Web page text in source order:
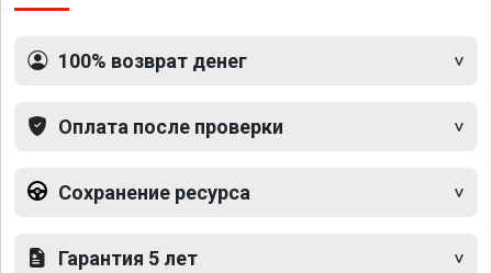
100% возврат денег
Оплата после проверки
Сохранение ресурса
Гарантия 5 лет